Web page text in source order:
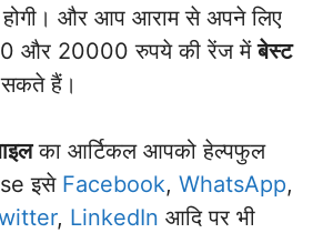
और आप आराम से अपने लिए
और 20000 रुपये की रेंज मेंबेस्ट
हैं।
का आर्टिकल आपको हेल्पफुल
इसे Facebook, WhatsApp,
, LinkedIn आदि पर भी